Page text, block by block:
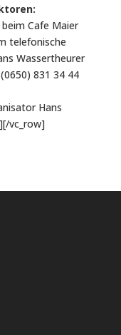
Cafe Maier
telefonische
Wassertheurer
831 34 44
Hans
vc_row]